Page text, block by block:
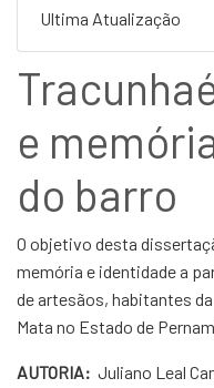
Ultima Atualização
e
do barro
O objetivo desta
memória e identidade a
de artesãos, habitantes
Mata no Estado de
AUTORIA: Juliano Leal